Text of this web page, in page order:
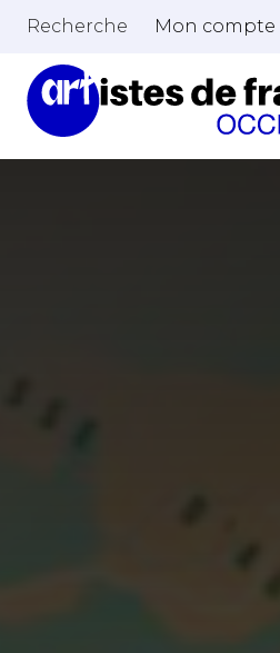
Recherche Mon compte